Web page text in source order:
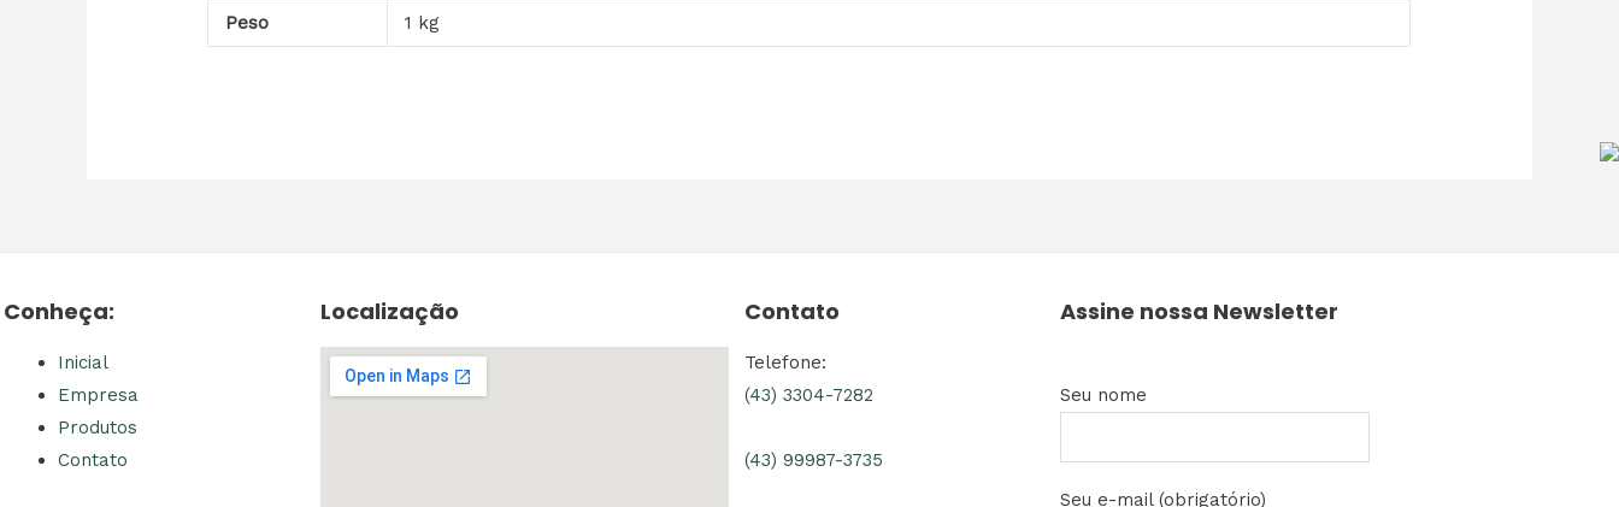
Peso 1 kg
Conheça:
Inicial
Empresa
Produtos
Contato
Localização Contato
Telefone:
(43) 3304-7282
(43) 99987-3735
Assine nossa Newsletter
Seu nome
Seu e-mail (obrigatório)